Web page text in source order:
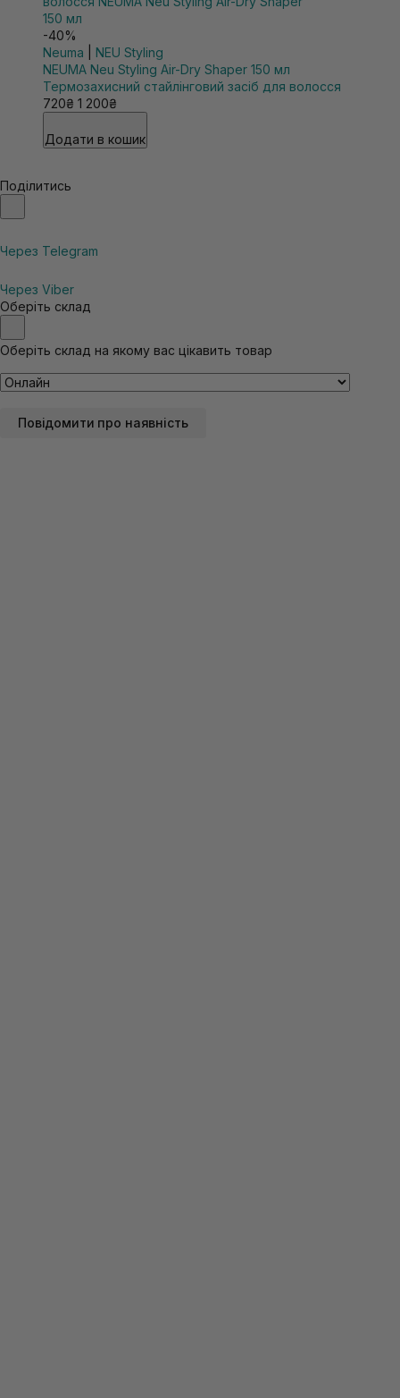
-40%
Neuma
NEU Styling
NEUMA Neu Styling Air-Dry Shaper 150 мл
Термозахисний стайлінговий засіб для волосся
720₴ 1 200₴
Додати в кошик
Поділитись
Через Telegram
Через Viber
Оберіть склад
Оберіть склад на якому вас цікавить товар
Повідомити про наявність